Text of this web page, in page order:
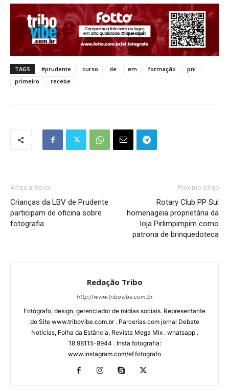
TAGS #prudente curso de em formação
pnl
primeiro
recebe
Artigo anterior
Crianças da LBV de Prudente
participam de oficina sobre
fotografia
Próximo artigo
Rotary Club PP Sul
homenageia proprietária da
loja Pirlimpimpim como
patrona de brinquedoteca
Redação Tribo
http://www.tribovibe.com.br
Fotógrafo, design, gerenciador de mídias sociais. Representante
do Site www.tribovibe.com.br . Parcerias com jornal Debate
Notícias, Folha da Estância, Revista Mega Mix . whatsapp .
18.98115-8944 . Insta fotografia:
www.instagram.com/ef.fotografo